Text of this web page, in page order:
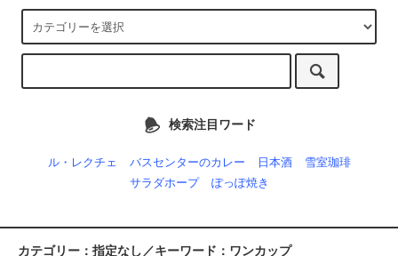
検索注目ワード
ル・レクチェ バスセンターのカレー 日本酒
雪室珈琲
サラダホープ
ぽっぽ焼き
カテゴリー：指定なし／キーワード：ワンカップ